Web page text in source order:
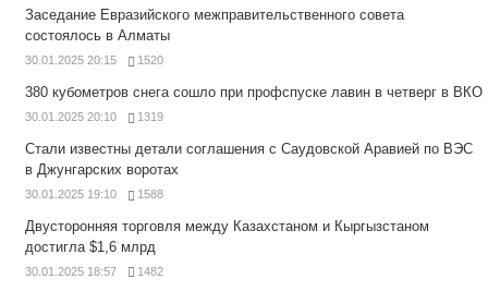
Заседание Евразийского межправительственного совета
состоялось в Алматы
30.01.2025 20:15 1520
380 кубометров снега сошло при профспуске лавин в четверг в ВКО
30.01.2025 20:10 1319
Стали известны детали соглашения с Саудовской Аравией по ВЭС
в Джунгарских воротах
30.01.2025 19:10 1588
Двусторонняя торговля между Казахстаном и Кыргызстаном
достигла $1,6 млрд
30.01.2025 18:57 1482